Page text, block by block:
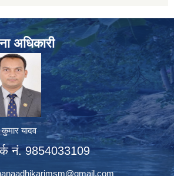
अधिकारी
यादव
नं. 9854033109